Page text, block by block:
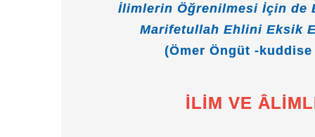
İlimlerin Öğrenilmesi İçin de
Marifetullah Ehlini Eksik
(Ömer Öngüt -kuddise
İLİM VE